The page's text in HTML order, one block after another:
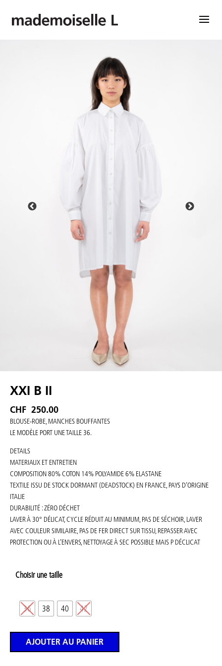
XXI B II
CHF 250.00
BLOUSE-ROBE, MANCHES BOUFFANTES
LE MODÈLE PORT UNE TAILLE 36.
DETAILS
MATERIAUX ET ENTRETIEN
COMPOSITION 80% COTON 14% POLYAMIDE 6% ELASTANE
TEXTILE ISSU DE STOCK DORMANT (DEADSTOCK) EN FRANCE, PAYS D’ORIGINE
ITALIE
DURABILITÉ : ZÉRO DÉCHET
LAVER À 30° DÉLICAT, CYCLE RÉDUIT AU MINIMUM, PAS DE SÉCHOIR, LAVER
AVEC COULEUR SIMILAIRE, PAS DE FER DIRECT SUR TISSU, REPASSER AVEC
PROTECTION OU À L’ENVERS, NETTOYAGE À SEC POSSIBLE MAIS P DÉCLICAT
Choisir une taille
36 38 40 42
AJOUTER AU PANIER